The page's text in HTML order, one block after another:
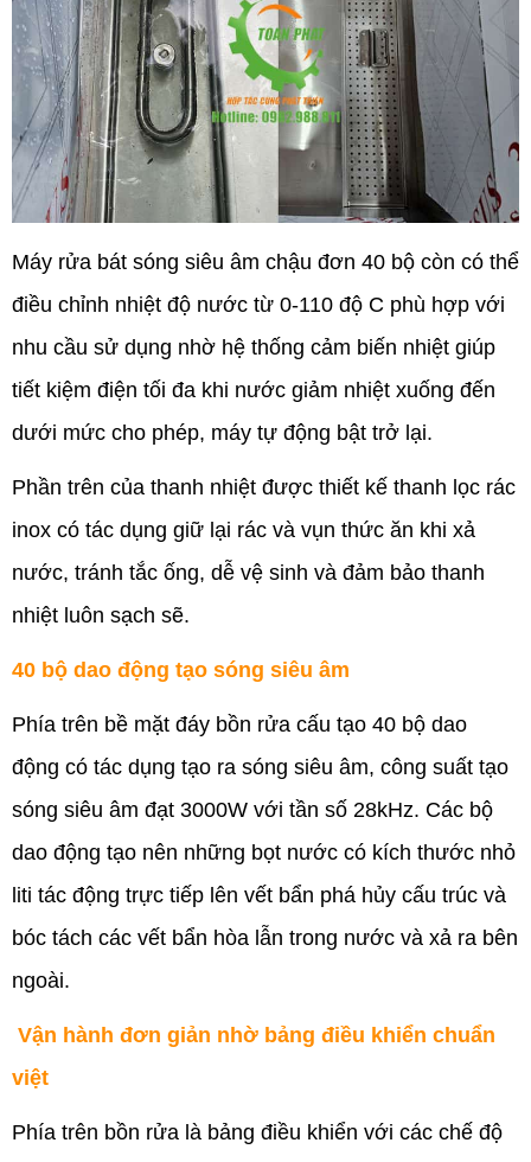
Máy rửa bát sóng siêu âm chậu đơn 40 bộ còn có thể
điều chỉnh nhiệt độ nước từ 0-110 độ C phù hợp với
nhu cầu sử dụng nhờ hệ thống cảm biến nhiệt giúp
tiết kiệm điện tối đa khi nước giảm nhiệt xuống đến
dưới mức cho phép, máy tự động bật trở lại.
Phần trên của thanh nhiệt được thiết kế thanh lọc rác
inox có tác dụng giữ lại rác và vụn thức ăn khi xả
nước, tránh tắc ống, dễ vệ sinh và đảm bảo thanh
nhiệt luôn sạch sẽ.
40 bộ dao động tạo sóng siêu âm
Phía trên bề mặt đáy bồn rửa cấu tạo 40 bộ dao
động có tác dụng tạo ra sóng siêu âm, công suất tạo
sóng siêu âm đạt 3000W với tần số 28kHz. Các bộ
dao động tạo nên những bọt nước có kích thước nhỏ
liti tác động trực tiếp lên vết bẩn phá hủy cấu trúc và
bóc tách các vết bẩn hòa lẫn trong nước và xả ra bên
ngoài.
Vận hành đơn giản nhờ bảng điều khiển chuẩn
việt
Phía trên bồn rửa là bảng điều khiển với các chế độ